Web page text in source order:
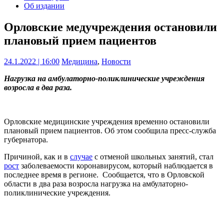
Об издании
Орловские медучреждения остановили
плановый прием пациентов
24.1.2022 | 16:00 Медицина, Новости
Нагрузка на амбулаторно-поликлинические учреждения
возросла в два раза.
Орловские медицинские учреждения временно остановили
плановый прием пациентов. Об этом сообщила пресс-служба
губернатора.
Причиной, как и в случае с отменой школьных занятий, стал
рост заболеваемости коронавирусом, который наблюдается в
последнее время в регионе. Сообщается, что в Орловской
области в два раза возросла нагрузка на амбулаторно-
поликлинические учреждения.